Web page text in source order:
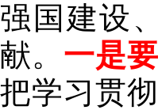
强国建设
献。 一是
把学习贯